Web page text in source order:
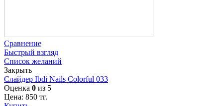
Сравнение
Быстрый взгляд
Список желаний
Закрыть
Слайдер Ibdi Nails Colorful 033
Оценка 0 из 5
Цена: 850 тг.